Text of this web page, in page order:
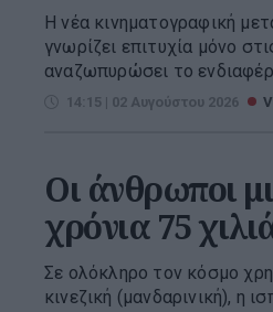
Η νέα κινηματογραφική
γνωρίζει επιτυχία μόνο
αναζωπυρώσει το
14:15 | 02 Αυγούστου 2026
Οι άνθρωποι
χρόνια 75
Σε ολόκληρο τον κόσμο
κινεζική (μανδαρινική), η